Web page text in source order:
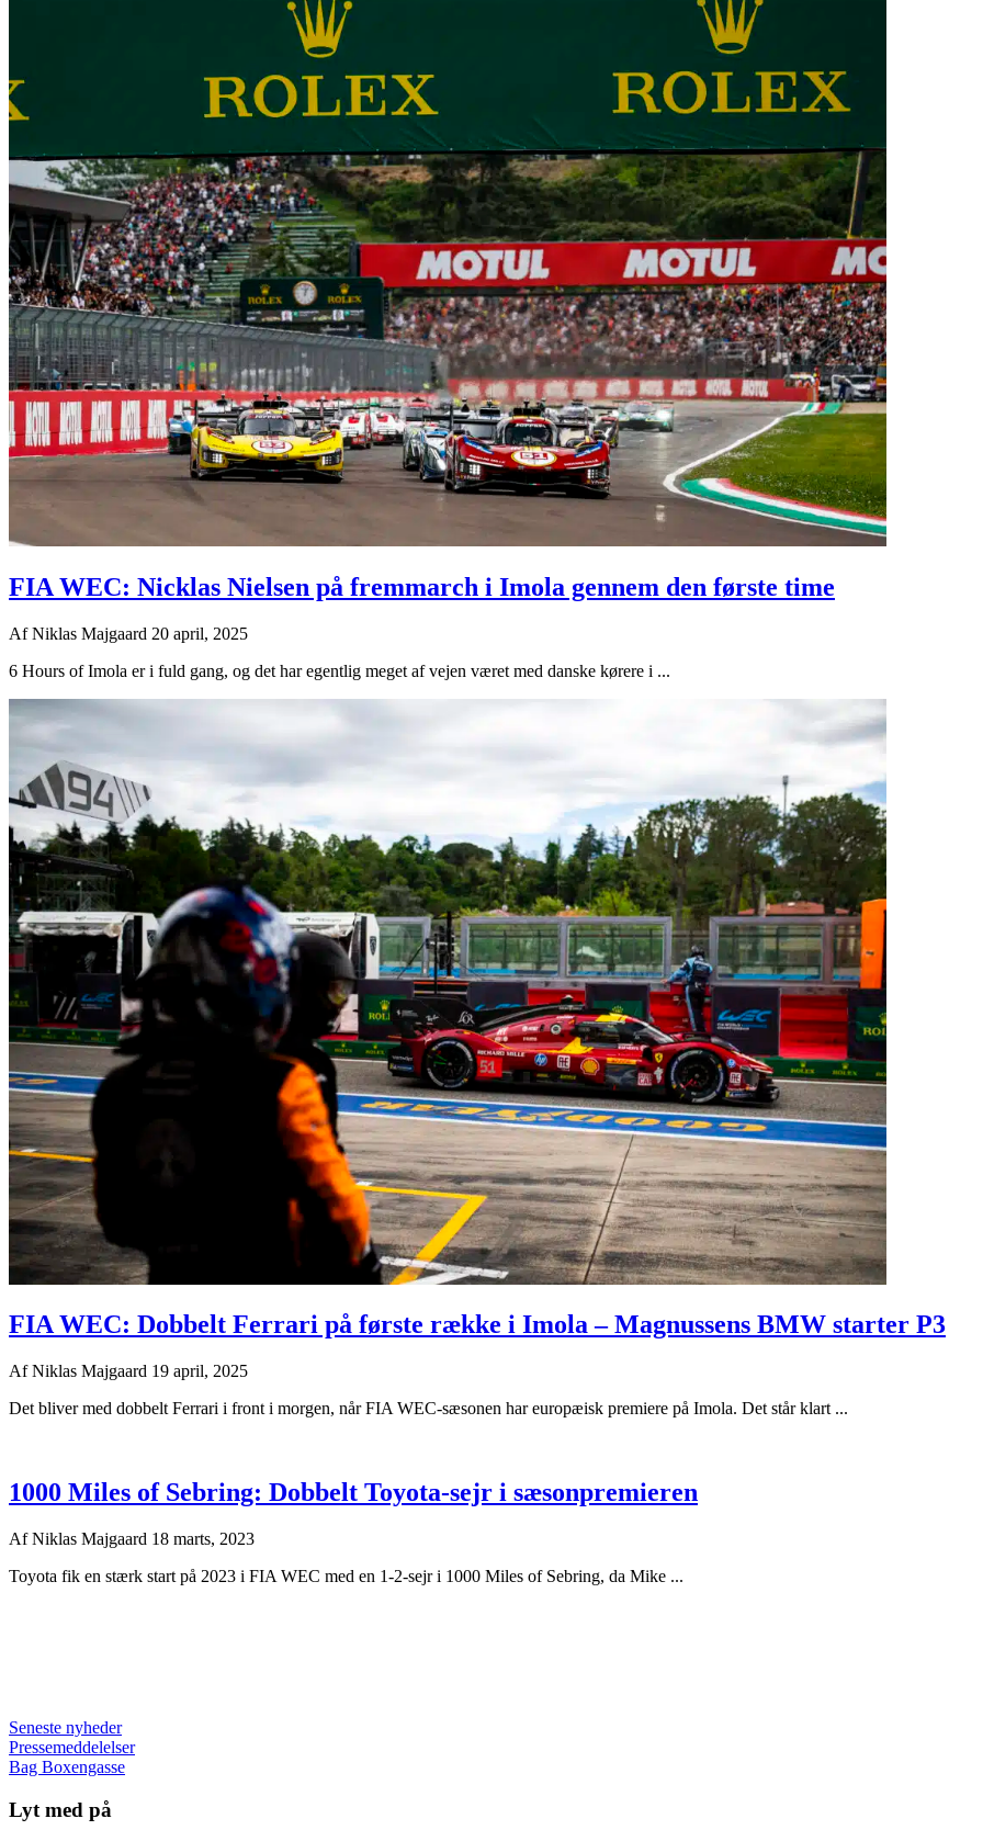
FIA WEC: Nicklas Nielsen på fremmarch i Imola gennem den første time
AfNiklas Majgaard 20 april, 2025
6 Hours of Imola er i fuld gang, og det har egentlig meget af vejen været med danske kørere i ...
FIA WEC: Dobbelt Ferrari på første række i Imola – Magnussens BMW starter P3
AfNiklas Majgaard 19 april, 2025
Det bliver med dobbelt Ferrari i front i morgen, når FIA WEC-sæsonen har europæisk premiere på Imola. Det står klart ...
1000 Miles of Sebring: Dobbelt Toyota-sejr i sæsonpremieren
AfNiklas Majgaard 18 marts, 2023
Toyota fik en stærk start på 2023 i FIA WEC med en 1-2-sejr i 1000 Miles of Sebring, da Mike ...
Seneste nyheder
Pressemeddelelser
Bag Boxengasse
Lyt med på